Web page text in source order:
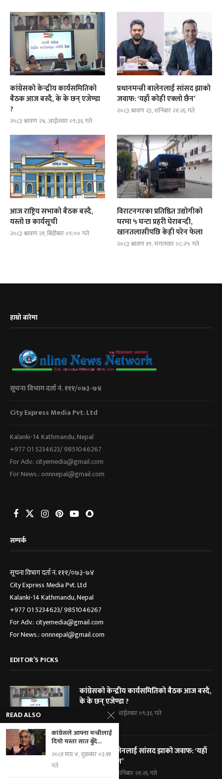
कांग्रेसको केन्द्रीय कार्यसमितिको
बैठक आज बस्दै, के के छन् एजेण्डा
?
२०८३ श्रावण २४, आईतवार ०९:३६ गते
प्रधानमन्त्री बालेनलाई सांसद झाको
जवाफ: ‘यहाँ कोही एक्लो छैन’
२०८३ श्रावण २३, शनिबार २१:२६ गते
आज राष्ट्रिय सभाको बैठक बस्दै,
यस्तो छ कार्यसूची
२०८३ श्रावण २१, बिहीबार ०९:०० गते
विराटनगरका प्रतिष्ठित उद्योगीको
घरमा ५ घन्टा प्रहरी घेराबन्दी,
खानतलासीपछि केही परेन फेला
२०८३ श्रावण १९, मंगलवार ०८:२५ गते
हाम्रो बारेमा
सूचना विभाग दर्ता नं. १११/०७३-७४
City Express Media Pvt. Ltd
Kalanki-14 Kathmandu, Nepal
+977 01 5234623/ 9851046267
For Adv.: cityemedia@gmail.com
For News.: onnnepal@gmail.com
सम्पर्क
सूचना विभाग दर्ता नं. १११/०७३-७४
City Express Media Pvt. Ltd
Kalanki-14 Kathmandu, Nepal
+977 01 5234623/ 9851046267
For Adv.: cityemedia@gmail.com
For News.: onnnepal@gmail.com
EDITOR’S PICKS
कांग्रेसको केन्द्रीय कार्यसमितिको बैठक आज बस्दै,
के के छन् एजेण्डा ?
२०८३ श्रावण २४, आईतवार ०९:३६ गते
प्रधानमन्त्री बालेनलाई सांसद झाको जवाफ: ‘यहाँ
कोही एक्लो छैन’
२०८३ श्रावण २३, शनिबार २१:२६ गते
READ ALSO
कांग्रेसले आफ्ना मन्त्रीलाई
दियो यस्ता सात बुँदे...
२०८१ माघ ४, शुक्रबार ०३:११
गते